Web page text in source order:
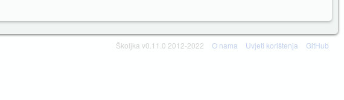
Školjka v0.11.0 2012-2022 O nama Uvjeti korištenja GitHub